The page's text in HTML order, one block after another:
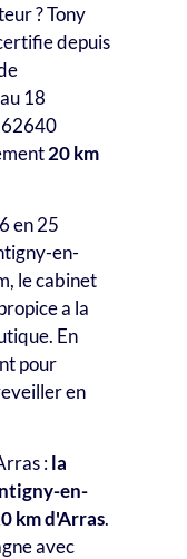
? Tony
depuis
18
62640
20 km
en 25
en-
le cabinet
a la
En
pour
en
:la
en-
km d'Arras.
avec